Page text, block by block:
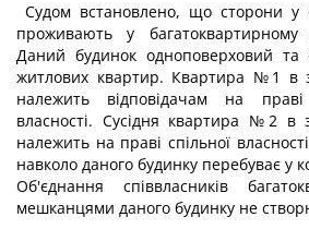
Судом встановлено, що сторони у
проживають у багатоквартирному
Даний будинок одноповерховий та
житлових квартир. Квартира №1 в
належить відповідачам на праві
власності. Сусідня квартира №2 в
належить на праві спільної
навколо даного будинку перебуває у
Об'єднання співвласників
мешканцями даного будинку не